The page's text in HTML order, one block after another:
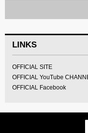
LINKS
OFFICIAL SITE
OFFICIAL YouTube
OFFICIAL Facebook